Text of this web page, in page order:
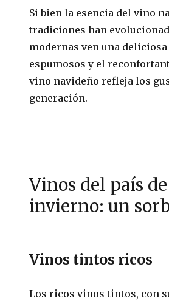
Si bien la esencia del vino
tradiciones han
modernas ven una
espumosos y el
vino navideño refleja los
generación.
Vinos del país
invierno: un
Vinos tintos ricos
Los ricos vinos tintos, con